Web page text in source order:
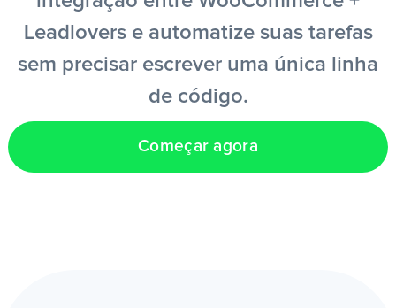
Leadlovers e automatize suas tarefas
sem precisar escrever uma única linha
de código.
Começar agora